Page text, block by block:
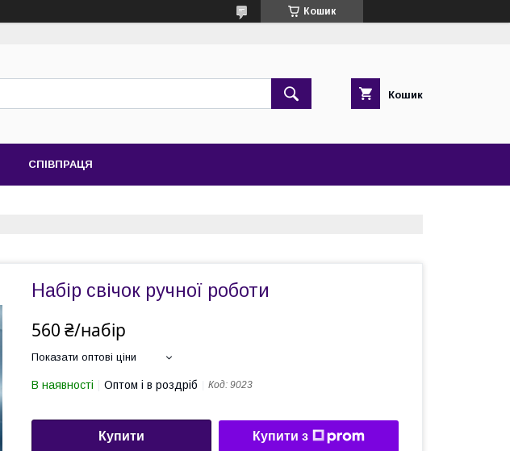
Кошик
Кошик
СПІВПРАЦЯ
Набір свічок ручної роботи
560 ₴/набір
Показати оптові ціни
В наявності Оптом і в роздріб Код: 9023
Купити Купити з